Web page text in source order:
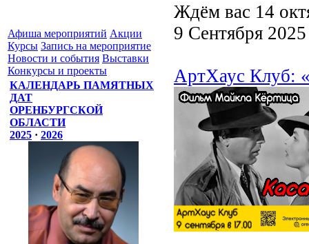
Афиша мероприятий Акции
Курсы Запись на мероприятие
Новости и события Выставки
Конкурсы и проекты
КАЛЕНДАРЬ ПАМЯТНЫХ
ДАТ
ОРЕНБУРГСКОЙ
ОБЛАСТИ
2025 · 2026
Ждём вас 14
9 Сентября 2025
АртХаус Клуб: